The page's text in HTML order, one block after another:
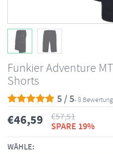
Funkier Adventure
Shorts
5 / 5- 8
€46,59 €57,51
SPARE 19%
WÄHLE: